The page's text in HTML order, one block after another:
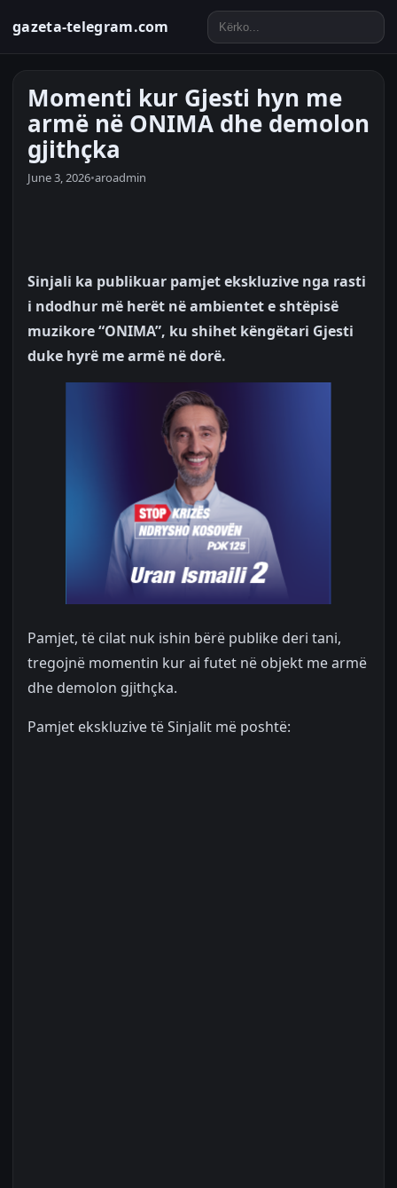
gazeta-telegram.com
Momenti kur Gjesti hyn me
armë në ONIMA dhe demolon
gjithçka
June 3, 2026•aroadmin
Sinjali ka publikuar pamjet ekskluzive nga rasti
i ndodhur më herët në ambientet e shtëpisë
muzikore “ONIMA”, ku shihet këngëtari Gjesti
duke hyrë me armë në dorë.
Pamjet, të cilat nuk ishin bërë publike deri tani,
tregojnë momentin kur ai futet në objekt me armë
dhe demolon gjithçka.
Pamjet ekskluzive të Sinjalit më poshtë: